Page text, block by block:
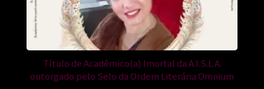
Título de Acadêmico(a) Imortal da A.I.S.L.A.
outorgado pelo Selo da Ordem Literária Omnium